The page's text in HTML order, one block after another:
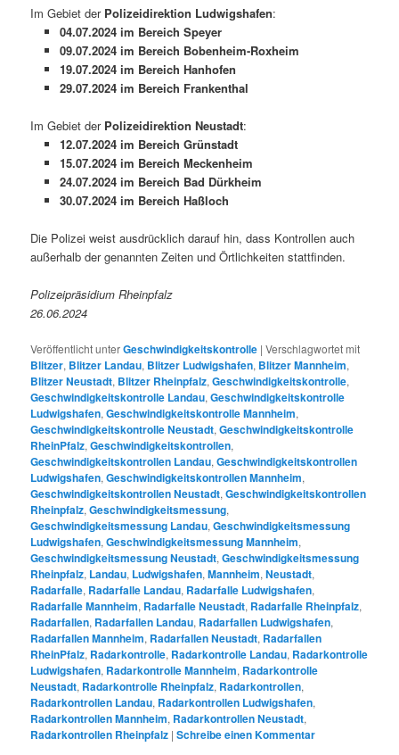
Im Gebiet der Polizeidirektion Ludwigshafen:
04.07.2024 im Bereich Speyer
09.07.2024 im Bereich Bobenheim-Roxheim
19.07.2024 im Bereich Hanhofen
29.07.2024 im Bereich Frankenthal
Im Gebiet der Polizeidirektion Neustadt:
12.07.2024 im Bereich Grünstadt
15.07.2024 im Bereich Meckenheim
24.07.2024 im Bereich Bad Dürkheim
30.07.2024 im Bereich Haßloch
Die Polizei weist ausdrücklich darauf hin, dass Kontrollen auch
außerhalb der genannten Zeiten und Örtlichkeiten stattfinden.
Polizeipräsidium Rheinpfalz
26.06.2024
Veröffentlicht unterGeschwindigkeitskontrolle |Verschlagwortet mit
Blitzer, Blitzer Landau, Blitzer Ludwigshafen, Blitzer Mannheim,
Blitzer Neustadt, Blitzer Rheinpfalz,Geschwindigkeitskontrolle,
Geschwindigkeitskontrolle Landau,Geschwindigkeitskontrolle
Ludwigshafen,Geschwindigkeitskontrolle Mannheim,
Geschwindigkeitskontrolle Neustadt,Geschwindigkeitskontrolle
RheinPfalz,Geschwindigkeitskontrollen,
Geschwindigkeitskontrollen Landau,Geschwindigkeitskontrollen
Ludwigshafen,Geschwindigkeitskontrollen Mannheim,
Geschwindigkeitskontrollen Neustadt,Geschwindigkeitskontrollen
Rheinpfalz,Geschwindigkeitsmessung,
Geschwindigkeitsmessung Landau,Geschwindigkeitsmessung
Ludwigshafen,Geschwindigkeitsmessung Mannheim,
Geschwindigkeitsmessung Neustadt,Geschwindigkeitsmessung
Rheinpfalz, Landau, Ludwigshafen,Mannheim,Neustadt,
Radarfalle, Radarfalle Landau, Radarfalle Ludwigshafen,
Radarfalle Mannheim, Radarfalle Neustadt, Radarfalle Rheinpfalz,
Radarfallen, Radarfallen Landau, Radarfallen Ludwigshafen,
Radarfallen Mannheim, Radarfallen Neustadt, Radarfallen
RheinPfalz, Radarkontrolle, Radarkontrolle Landau, Radarkontrolle
Ludwigshafen, Radarkontrolle Mannheim, Radarkontrolle
Neustadt, Radarkontrolle Rheinpfalz, Radarkontrollen,
Radarkontrollen Landau, Radarkontrollen Ludwigshafen,
Radarkontrollen Mannheim, Radarkontrollen Neustadt,
Radarkontrollen Rheinpfalz |Schreibe einen Kommentar